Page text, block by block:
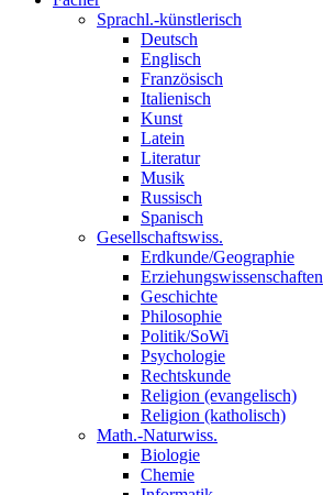
Sprachl.-künstlerisch
Deutsch
Englisch
Französisch
Italienisch
Kunst
Latein
Literatur
Musik
Russisch
Spanisch
Gesellschaftswiss.
Erdkunde/Geographie
Erziehungswissenschaften
Geschichte
Philosophie
Politik/SoWi
Psychologie
Rechtskunde
Religion (evangelisch)
Religion (katholisch)
Math.-Naturwiss.
Biologie
Chemie